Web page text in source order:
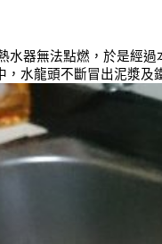
水器無法點燃，於是經
水龍頭不斷冒出泥漿